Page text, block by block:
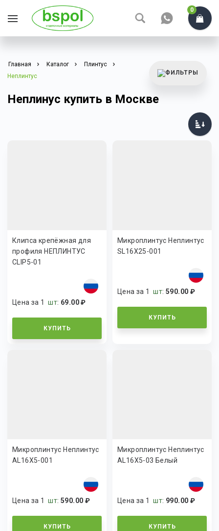
0
Главная Каталог
Плинтус
Неплинтус
Неплинус купить в Москве
Клипса крепёжная для
профиля НЕПЛИНТУС
CLIP5-01
Цена за 1шт: 69.00 ₽
КУПИТЬ
Микроплинтус Неплинтус
SL16X25-001
Цена за 1шт:590.00 ₽
КУПИТЬ
Микроплинтус Неплинтус
AL16X5-001
Цена за 1шт:590.00 ₽
КУПИТЬ
Микроплинтус Неплинтус
AL16X5-03 Белый
Цена за 1шт: 990.00 ₽
КУПИТЬ